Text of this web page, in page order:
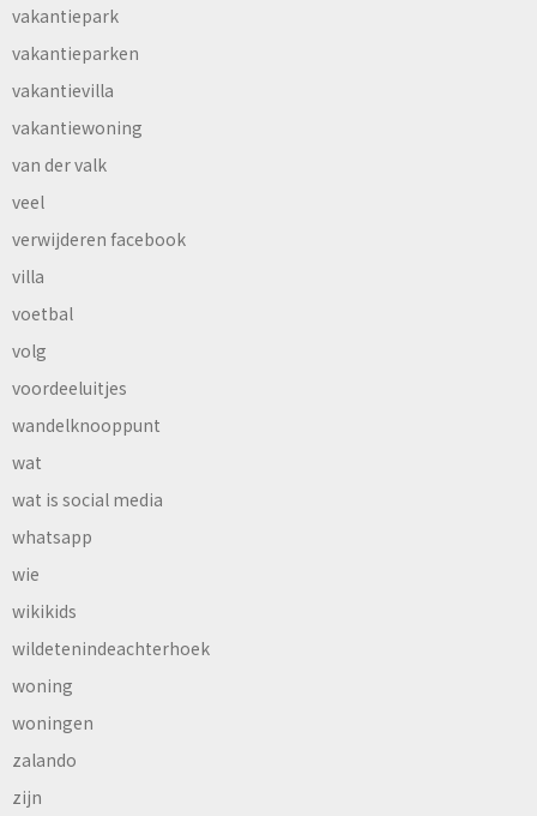
vakantiepark
vakantieparken
vakantievilla
vakantiewoning
van der valk
veel
verwijderen facebook
villa
voetbal
volg
voordeeluitjes
wandelknooppunt
wat
wat is social media
whatsapp
wie
wikikids
wildetenindeachterhoek
woning
woningen
zalando
zijn